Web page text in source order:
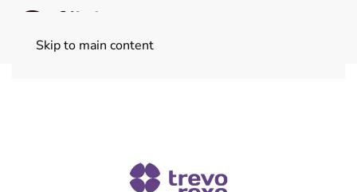
Skip to main content